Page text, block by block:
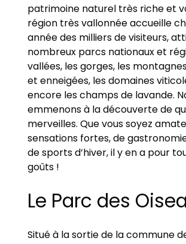
patrimoine naturel très riche et
région très vallonnée accueille
année des milliers de visiteurs,
nombreux parcs nationaux et
vallées, les gorges, les
et enneigées, les domaines
encore les champs de lavande.
emmenons à la découverte de
merveilles. Que vous soyez
sensations fortes, de
de sports d’hiver, il y en a pour
goûts !
Le Parc des
Situé à la sortie de la commune